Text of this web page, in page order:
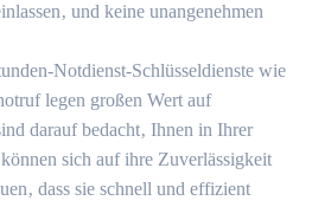
und keine unangenehmen
Notdienst-Schlüsseldienste wie
legen großen Wert auf
darauf bedacht‚ Ihnen in Ihrer
sich auf ihre Zuverlässigkeit
dass sie schnell und effizient